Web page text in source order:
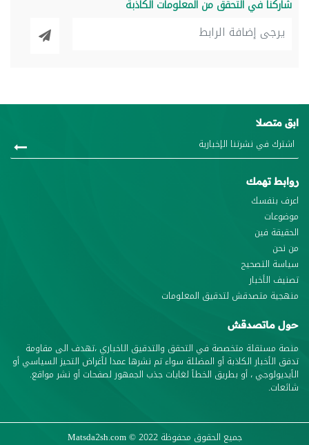
شاركنا في التحقق من المعلومات الكاذبة
ابق متصلا
روابط تهمك
اعرف بنفسك
موضوعات
الحقيقة فين
من نحن
سياسة التصحيح
تصنيف الأخبار
منهجية متصدقش لتدقيق المعلومات
حول ماتصدقش
منصة مستقلة متخصصة في التحقق والتدقيق الاخباري ،تهدف الى مقاومة
تدفق الأخبار الكاذبة أو المضللة سواء تم نشرها عمدا لأغراض التحيز السياسي أو
الأيديولوجي ، أو بطريق الخطأ لغايات جذب الجمهور لصفحات أو نشر مواقع.
شائعات.
جميع الحقوق محفوظة Matsda2sh.com© 2022